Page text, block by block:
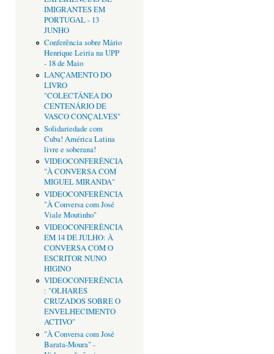
IMIGRANTES EM
PORTUGAL - 13
JUNHO
Conferência sobre Mário
Henrique Leiria na UPP
- 18 de Maio
LANÇAMENTO DO
LIVRO
"COLECTÂNEA DO
CENTENÁRIO DE
VASCO CONÇALVES"
Solidariedade com
Cuba! América Latina
livre e soberana!
VIDEOCONFERÊNCIA
"À CONVERSA COM
MIGUEL MIRANDA"
VIDEOCONFERÊNCIA
"À Conversa com José
Viale Moutinho"
VIDEOCONFERÊNCIA
EM 14 DE JULHO: À
CONVERSA COM O
ESCRITOR NUNO
HIGINO
VIDEOCONFERÊNCIA
: "OLHARES
CRUZADOS SOBRE O
ENVELHECIMENTO
ACTIVO"
"À Conversa com José
Barata-Moura" -